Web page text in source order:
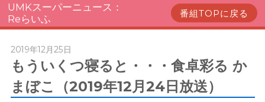
UMKスーパーニュース：
Reらいふ
番組TOPに戻る
2019年12月25日
もういくつ寝ると・・・食卓彩る か
まぼこ（2019年12月24日放送）